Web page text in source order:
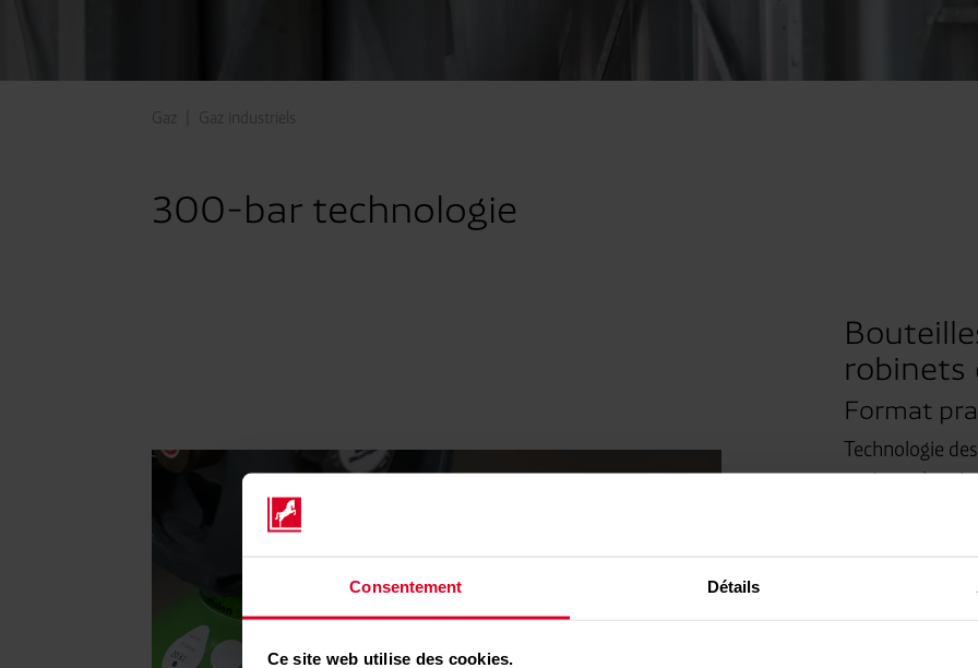
Consentement Détails
Ce site web utilise des cookies.
Gaz Gaz industriels
300-bar technologie
robinets
Format
Technologie
petites, plus
remplissage
simplifier
classique de
Une